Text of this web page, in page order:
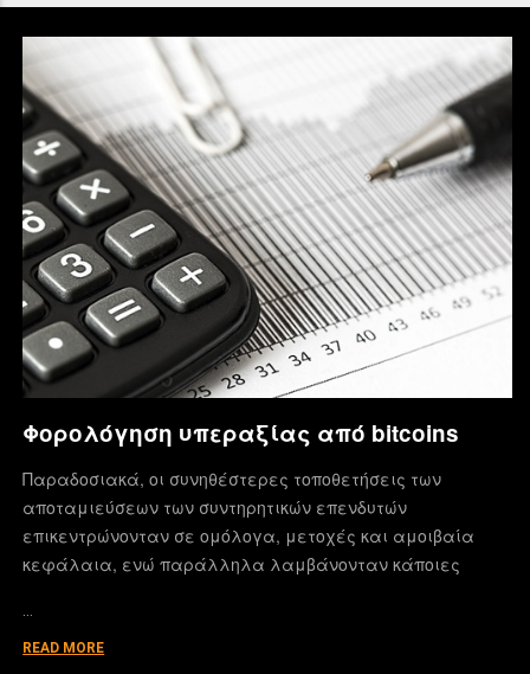
Φορολόγηση υπεραξίας από bitcoins
Παραδοσιακά, οι συνηθέστερες τοποθετήσεις των
αποταμιεύσεων των συντηρητικών επενδυτών
επικεντρώνονταν σε ομόλογα, μετοχές και αμοιβαία
κεφάλαια, ενώ παράλληλα λαμβάνονταν κάποιες
…
READ MORE